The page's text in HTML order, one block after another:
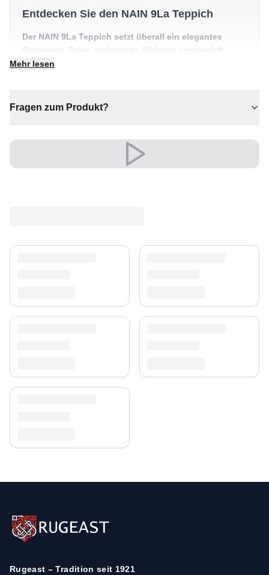
Entdecken Sie den NAIN 9La Teppich
Der NAIN 9La Teppich setzt überall ein elegantes
Statement. Seine einladende Wirkung verwandelt
jeden Raum in etwas Besonderes.
✔ Vielseitiger Stil für jeden Raum
✔ Wertet jeden Raum mühelos auf
✔ Ein echter Blickfang für Ihr Zuhause
Vielseitig und ausdrucksstark, fügt er sich mühelos in
Versand & Service
Mehr lesen
Fragen zum Produkt?
Rugeast – Tradition seit 1921